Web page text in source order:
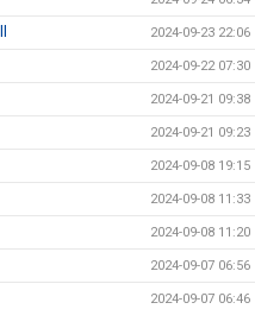
2024-09-23 22:06
2024-09-22 07:30
2024-09-21 09:38
2024-09-21 09:23
2024-09-08 19:15
2024-09-08 11:33
2024-09-08 11:20
2024-09-07 06:56
2024-09-07 06:46